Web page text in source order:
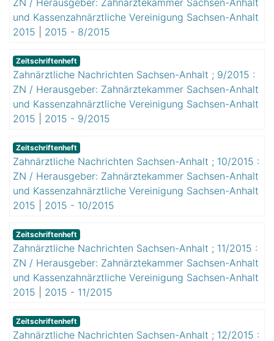
ZN / Herausgeber: Zahnärztekammer Sachsen-Anhalt
und Kassenzahnärztliche Vereinigung Sachsen-Anhalt
2015
2015 - 8/2015
Zeitschriftenheft
Zahnärztliche Nachrichten Sachsen-Anhalt ; 9/2015 :
ZN / Herausgeber: Zahnärztekammer Sachsen-Anhalt
und Kassenzahnärztliche Vereinigung Sachsen-Anhalt
2015
2015 - 9/2015
Zeitschriftenheft
Zahnärztliche Nachrichten Sachsen-Anhalt ; 10/2015 :
ZN / Herausgeber: Zahnärztekammer Sachsen-Anhalt
und Kassenzahnärztliche Vereinigung Sachsen-Anhalt
2015
2015 - 10/2015
Zeitschriftenheft
Zahnärztliche Nachrichten Sachsen-Anhalt ; 11/2015 :
ZN / Herausgeber: Zahnärztekammer Sachsen-Anhalt
und Kassenzahnärztliche Vereinigung Sachsen-Anhalt
2015
2015 - 11/2015
Zeitschriftenheft
Zahnärztliche Nachrichten Sachsen-Anhalt ; 12/2015 :